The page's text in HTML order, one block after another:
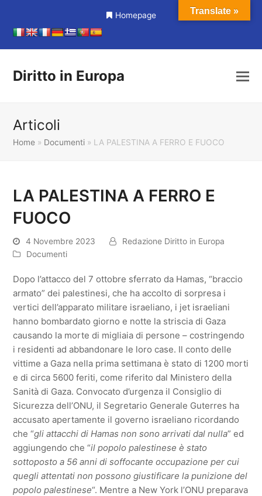
Homepage
Diritto in Europa
Articoli
Home » Documenti » LA PALESTINA A FERRO E FUOCO
LA PALESTINA A FERRO E
FUOCO
4 Novembre 2023
Redazione Diritto in Europa
Documenti
Dopo l’attacco del 7 ottobre sferrato da Hamas, “braccio
armato” dei palestinesi, che ha accolto di sorpresa i
vertici dell’apparato militare israeliano, i jet israeliani
hanno bombardato giorno e notte la striscia di Gaza
causando la morte di migliaia di persone – costringendo
i residenti ad abbandonare le loro case. Il conto delle
vittime a Gaza nella prima settimana è stato di 1200 morti
e di circa 5600 feriti, come riferito dal Ministero della
Sanità di Gaza. Convocato d’urgenza il Consiglio di
Sicurezza dell’ONU, il Segretario Generale Guterres ha
accusato apertamente il governo israeliano ricordando
che “gli attacchi di Hamas non sono arrivati dal nulla” ed
aggiungendo che “il popolo palestinese è stato
sottoposto a 56 anni di soffocante occupazione per cui
quegli attentati non possono giustificare la punizione del
popolo palestinese“. Mentre a New York l’ONU preparava
Translate »